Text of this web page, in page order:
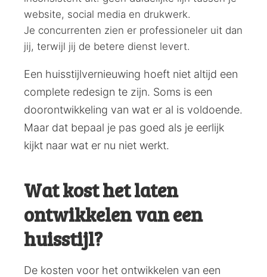
website, social media en drukwerk.
Je concurrenten zien er professioneler uit dan
jij, terwijl jij de betere dienst levert.
Een huisstijlvernieuwing hoeft niet altijd een
complete redesign te zijn. Soms is een
doorontwikkeling van wat er al is voldoende.
Maar dat bepaal je pas goed als je eerlijk
kijkt naar wat er nu niet werkt.
Wat kost het laten
ontwikkelen van een
huisstijl?
De kosten voor het ontwikkelen van een